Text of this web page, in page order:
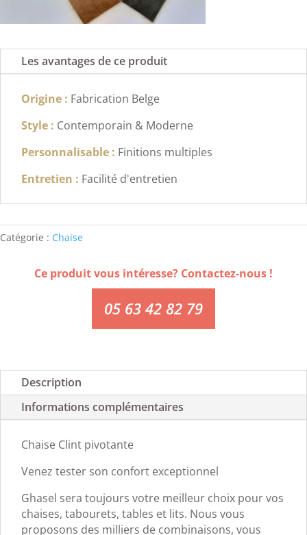
Les avantages de ce produit
Origine : Fabrication Belge
Style : Contemporain & Moderne
Personnalisable : Finitions multiples
Entretien : Facilité d'entretien
Catégorie : Chaise
Ce produit vous intéresse? Contactez-nous !
05 63 42 82 79
Description
Informations complémentaires
Chaise Clint pivotante
Venez tester son confort exceptionnel
Ghasel sera toujours votre meilleur choix pour vos
chaises, tabourets, tables et lits. Nous vous
proposons des milliers de combinaisons, vous